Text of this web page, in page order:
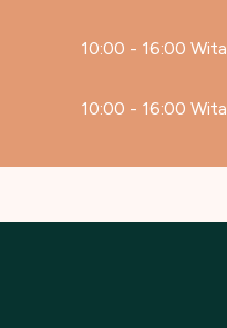
10:00 - 16:00 Wita
10:00 - 16:00 Wita